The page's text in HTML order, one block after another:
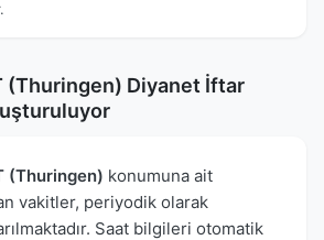
(Thuringen) Diyanet İftar
(Thuringen) konumuna ait
vakitler, periyodik olarak
Saat bilgileri otomatik